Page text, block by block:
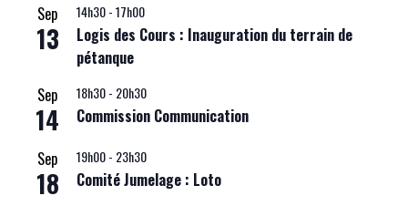
Sep
13
14h30-17h00
Logis des Cours : Inauguration du terrain de
pétanque
Sep
14
18h30- 20h30
Commission Communication
Sep
18
19h00- 23h30
Comité Jumelage : Loto